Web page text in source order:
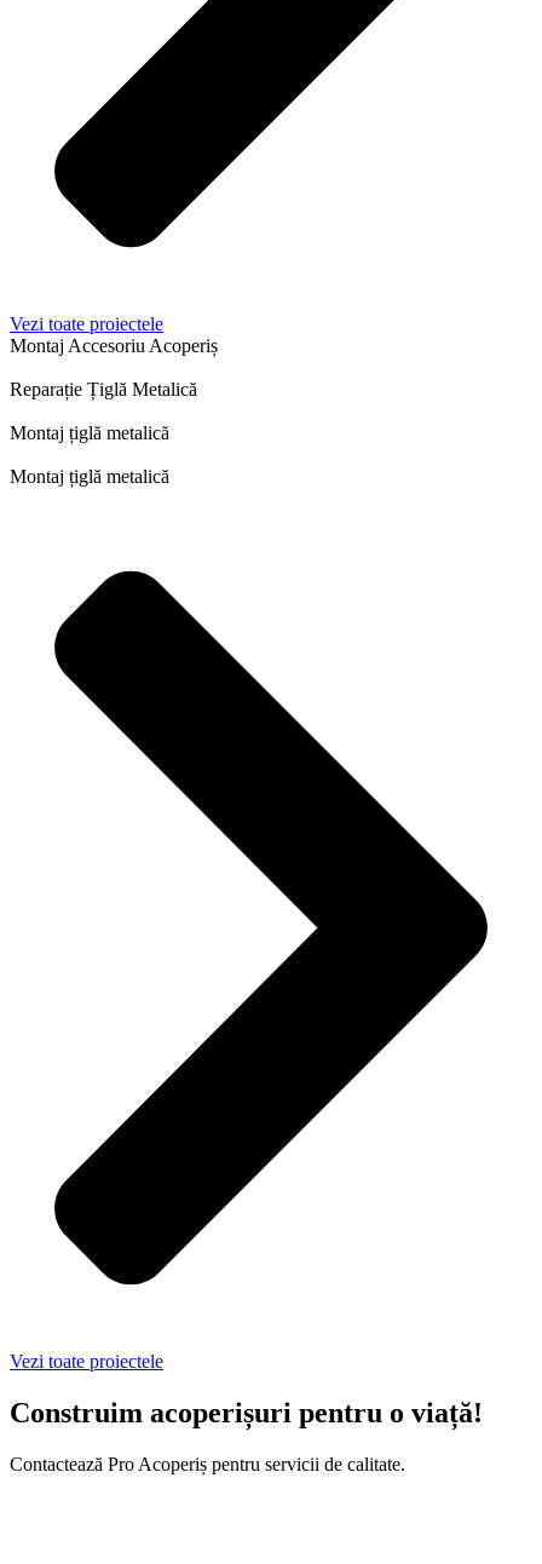
Vezi toate proiectele
Montaj Accesoriu Acoperiș
Reparație Țiglă Metalică
Montaj țiglă metalică
Montaj țiglă metalică
Vezi toate proiectele
Construim acoperișuri pentru o viață!
Contactează Pro Acoperiș pentru servicii de calitate.